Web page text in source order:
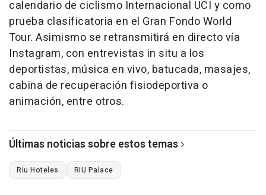
calendario de ciclismo Internacional UCI y como
prueba clasificatoria en el Gran Fondo World
Tour. Asimismo se retransmitirá en directo vía
Instagram, con entrevistas in situ a los
deportistas, música en vivo, batucada, masajes,
cabina de recuperación fisiodeportiva o
animación, entre otros.
Últimas noticias sobre estos temas
Riu Hoteles RIU Palace